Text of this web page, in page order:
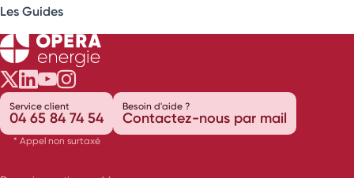
Les Guides
Opéra Énergie sur Twitter
Opéra Énergie sur LinkedIn
Opéra Énergie sur Youtube
Opéra Énergie sur Instagram
Service client
04 65 84 74 54
* Appel non surtaxé
Besoin d'aide ?
Contactez-nous par mail